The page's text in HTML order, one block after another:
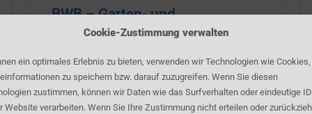
Cookie-Zustimmung verwalten
ein optimales Erlebnis zu bieten, verwenden wir Technologien wie
zu speichern bzw. darauf zuzugreifen. Wenn Sie diesen
zustimmen, können wir Daten wie das Surfverhalten oder eindeutige
Website verarbeiten. Wenn Sie Ihre Zustimmung nicht erteilen oder
BWB – Garten- und
Landschaftsbau
BWB – Konfektionierung